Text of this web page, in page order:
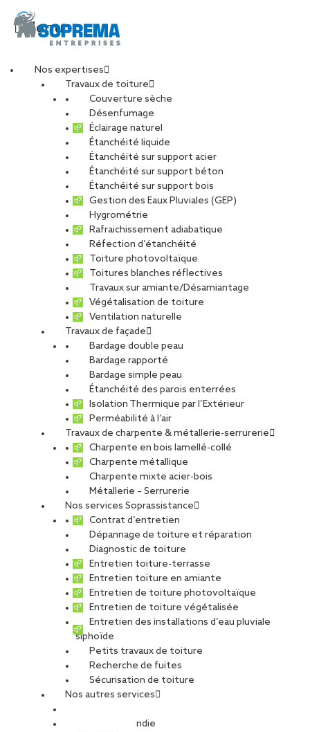
Menu
Nos expertises
Travaux de toiture
Couverture sèche
Désenfumage
Éclairage naturel
Étanchéité liquide
Étanchéité sur support acier
Étanchéité sur support béton
Étanchéité sur support bois
Gestion des Eaux Pluviales (GEP)
Hygrométrie
Rafraichissement adiabatique
Réfection d’étanchéité
Toiture photovoltaïque
Toitures blanches réflectives
Travaux sur amiante/Désamiantage
Végétalisation de toiture
Ventilation naturelle
Travaux de façade
Bardage double peau
Bardage rapporté
Bardage simple peau
Étanchéité des parois enterrées
Isolation Thermique par l’Extérieur
Perméabilité à l’air
Travaux de charpente & métallerie-serrurerie
Charpente en bois lamellé-collé
Charpente métallique
Charpente mixte acier-bois
Métallerie – Serrurerie
Nos services Soprassistance
Contrat d’entretien
Dépannage de toiture et réparation
Diagnostic de toiture
Entretien toiture-terrasse
Entretien toiture en amiante
Entretien de toiture photovoltaïque
Entretien de toiture végétalisée
Entretien des installations d’eau pluviale
siphoïde
Petits travaux de toiture
Recherche de fuites
Sécurisation de toiture
Nos autres services
Sécurité Incendie
20250515_143156
PARTAGER